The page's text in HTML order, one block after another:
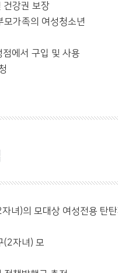
건강권 보장
가족의 여성청소년
에서 구입 및 사용
)의 모대상 여성전용 탄
(2자녀) 모